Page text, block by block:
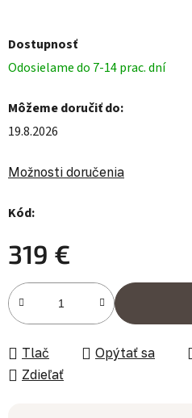
Dostupnosť
Odosielame do 7-14 prac. dní
Môžeme doručiť do:
19.8.2026
Možnosti doručenia
Kód:
319 €
Jednotková cena:
Tlač Opýtať sa
Zdieľať